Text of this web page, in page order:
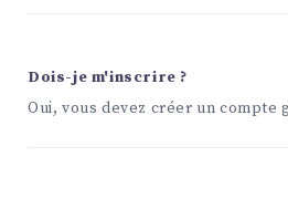
Dois-je m'inscrire ?
Oui, vous devez créer un compte